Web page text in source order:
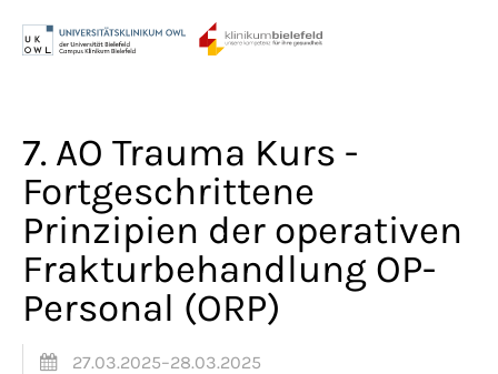
Passwort
7. AO Trauma Kurs -
Fortgeschrittene
Prinzipien der operativen
Frakturbehandlung OP-
Personal (ORP)
27.03.2025–28.03.2025